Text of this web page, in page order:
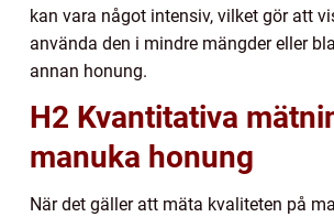
kan vara något intensiv, vilket gör att
använda den i mindre mängder eller
annan honung.
H2 Kvantitativa
manuka honung
När det gäller att mäta kvaliteten på